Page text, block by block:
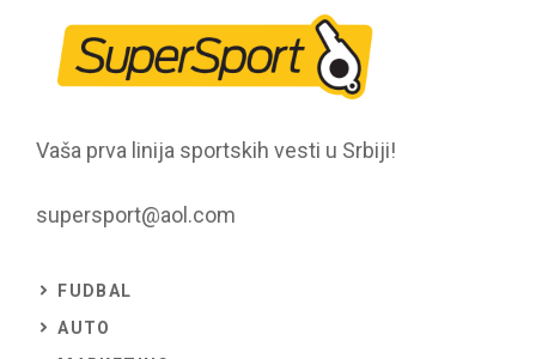
Vaša prva linija sportskih vesti u Srbiji!
supersport@aol.com
FUDBAL
AUTO